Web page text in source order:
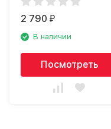
2 790₽
В наличии
Посмотреть